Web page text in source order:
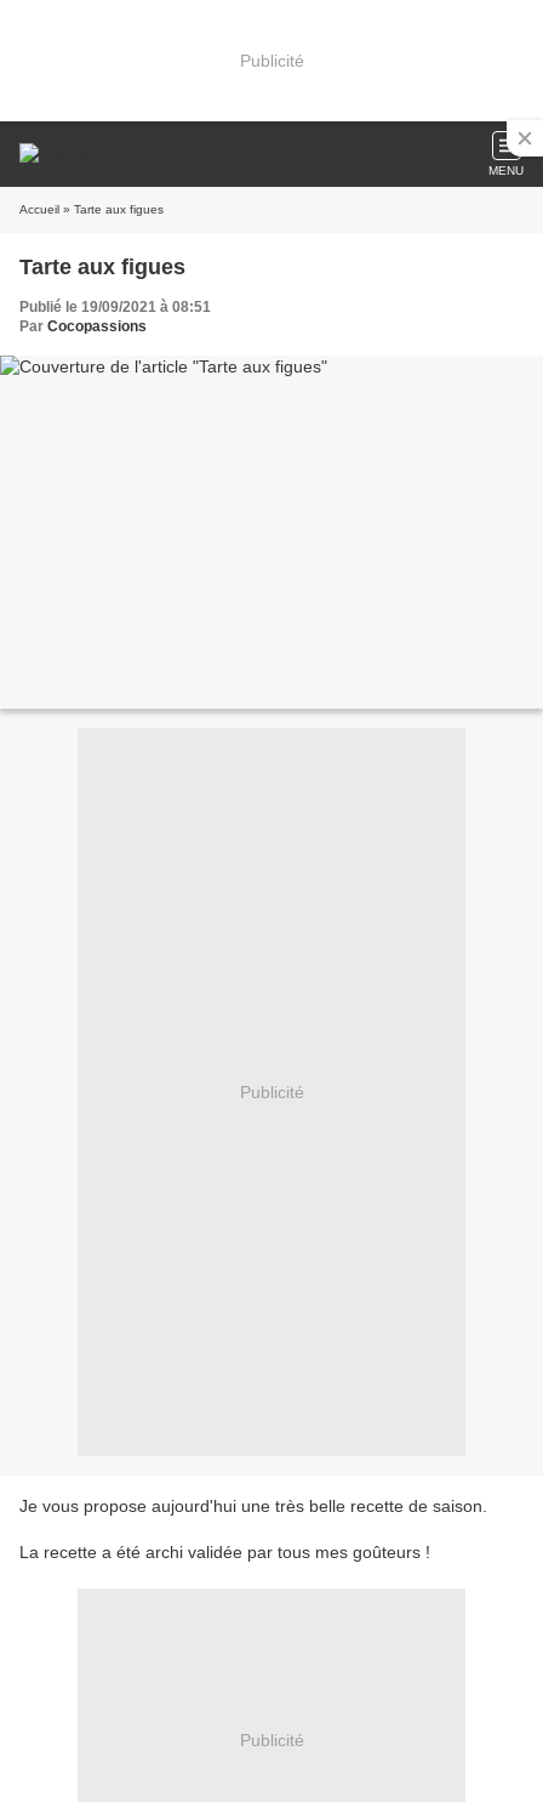
Publicité
MENU
Accueil » Tarte aux figues
Tarte aux figues
Publié le 19/09/2021 à 08:51
Par Cocopassions
Publicité
Je vous propose aujourd'hui une très belle recette de saison.
La recette a été archi validée par tous mes goûteurs !
Publicité